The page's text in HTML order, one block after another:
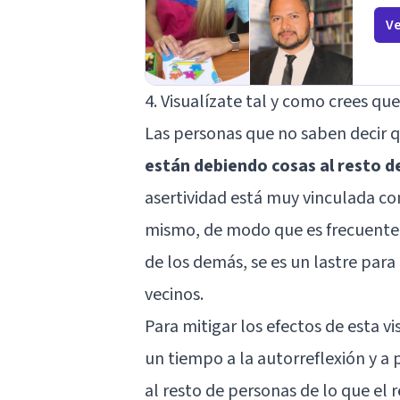
Individual, de Pareja y Familiar: Trabajamos
contigo y tus seres queridos para
relaciones y mejorar la dinámica familiar.
Evaluaciones Psicológicas y Terapias
Especializadas: Terapia cognitivo-
Terapia de apoyo Terapia psicodinámica
exposición Terapia de juego para niños
Tratamiento de Traumas y Trastornos de
Postraumático: Ofrecemos apoyo
para ayudarte a superar experiencias
traumáticas y mejorar tu calidad de vida.
Tratamiento de Adicciones.
4. Visualízate tal y como crees
Las personas que no saben decir
están debiendo cosas al resto
asertividad está muy vinculada
mismo, de modo que es
de los demás, se es un lastre
vecinos.
Para mitigar los efectos de esta
un tiempo a la autorreflexióny a
al resto de personas de lo que el